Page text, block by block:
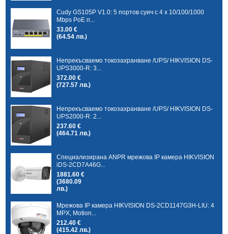
Cudy GS105P V1.0: 5 портов суич с 4 x 10/100/1000
Mbps PoE п...
33.00 €
(64.54 лв.)
Непрекъсваемо токозахранване /UPS/ HIKVISION DS-
UPS3000-R: 3...
372.00 €
(727.57 лв.)
Непрекъсваемо токозахранване /UPS/ HIKVISION DS-
UPS2000-R: 2...
237.60 €
(464.71 лв.)
Специализирана ANPR мрежова IP камера HIKVISION
iDS-2CD7A46G...
1881.60 €
(3680.09
лв.)
Мрежова IP камера HIKVISION DS-2CD1147G3H-LIU: 4
MPX, Motion...
212.40 €
(415.42 лв.)